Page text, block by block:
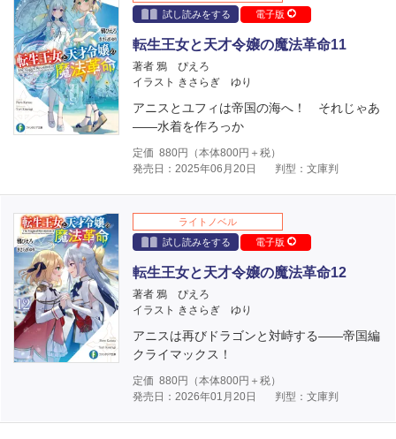
試し読みをする
電子版
転生王女と天才令嬢の魔法革命11
著者 鴉 ぴえろ
イラスト きさらぎ ゆり
アニスとユフィは帝国の海へ！ それじゃあ
――水着を作ろっか
定価 880円（本体800円＋税）
発売日：2025年06月20日
判型：文庫判
ライトノベル
試し読みをする
電子版
転生王女と天才令嬢の魔法革命12
著者 鴉 ぴえろ
イラスト きさらぎ ゆり
アニスは再びドラゴンと対峙する――帝国編
クライマックス！
定価 880円（本体800円＋税）
発売日：2026年01月20日
判型：文庫判